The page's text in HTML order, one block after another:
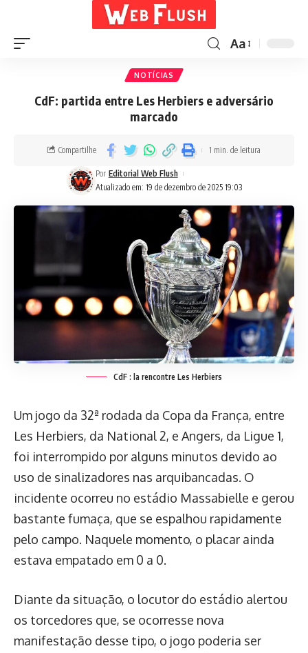
Aa
NOTÍCIAS
CdF: partida entre Les Herbiers e adversário
marcado
Atualizado em: 19 de dezembro de 2025 19:03
Por Editorial Web Flush
Compartilhe 1 min. de leitura
CdF : la rencontre Les Herbiers
Um jogo da 32ª rodada da Copa da França, entre
Les Herbiers, da National 2, e Angers, da Ligue 1,
foi interrompido por alguns minutos devido ao
uso de sinalizadores nas arquibancadas. O
incidente ocorreu no estádio Massabielle e gerou
bastante fumaça, que se espalhou rapidamente
pelo campo. Naquele momento, o placar ainda
estava empatado em 0 a 0.
Diante da situação, o locutor do estádio alertou
os torcedores que, se ocorresse nova
manifestação desse tipo, o jogo poderia ser